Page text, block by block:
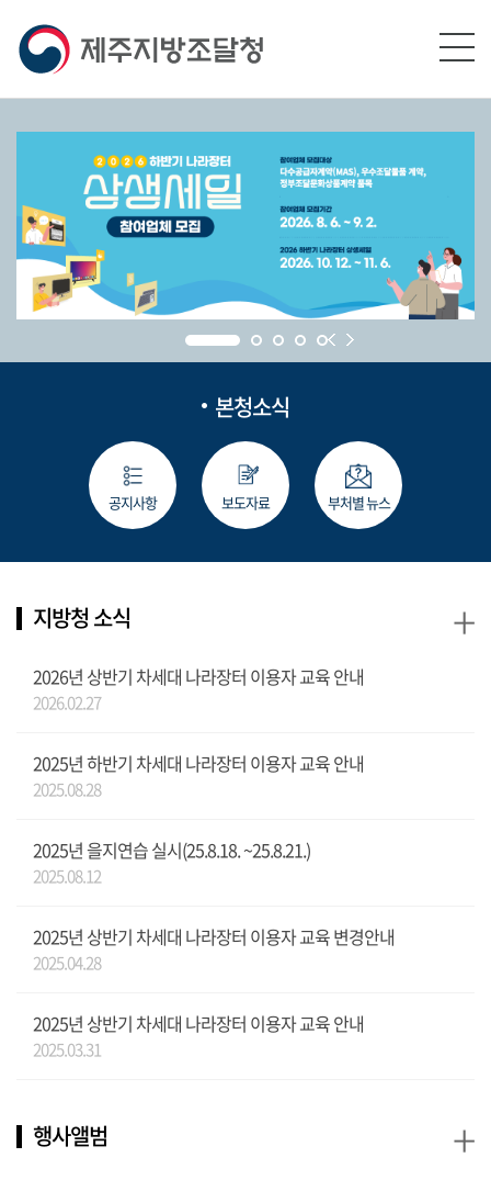
본청소식
공지사항 보도자료 부처별 뉴스
지방청 소식
2026년 상반기 차세대 나라장터 이용자 교육 안내
2026.02.27
2025년 하반기 차세대 나라장터 이용자 교육 안내
2025.08.28
2025년 을지연습 실시(25.8.18. ~25.8.21.)
2025.08.12
2025년 상반기 차세대 나라장터 이용자 교육 변경안내
2025.04.28
2025년 상반기 차세대 나라장터 이용자 교육 안내
2025.03.31
+
행사앨범 +